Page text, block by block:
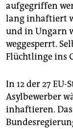
aufgegriffen
lang inhaftiert
und in Ungarn
weggesperrt.
Flüchtlinge ins
In 12 der 27
Asylbewerber
inhaftieren.